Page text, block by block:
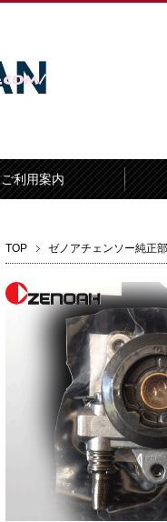
ご利用案内
TOP ゼノアチェンソー純正